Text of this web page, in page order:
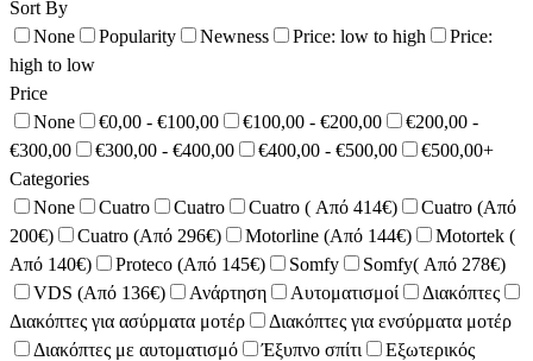
Sort By
None
Popularity Newness Price: low to high
Price:
high to low
Price
None
€0,00 - €100,00 €100,00 - €200,00
€200,00 -
€300,00
€300,00 - €400,00 €400,00 - €500,00
€500,00+
Categories
None
Cuatro Cuatro Cuatro ( Από 414€)
Cuatro (Από
200€)
Cuatro (Από 296€) Motorline (Από 144€)
Motortek (
Από 140€)
Proteco (Από 145€) Somfy
Somfy( Από 278€)
VDS (Από 136€)
Ανάρτηση Αυτοματισμοί
Διακόπτες
Διακόπτες για ασύρματα μοτέρ
Διακόπτες για ενσύρματα μοτέρ
Διακόπτες με αυτοματισμό
Έξυπνο σπίτι
Εξωτερικός